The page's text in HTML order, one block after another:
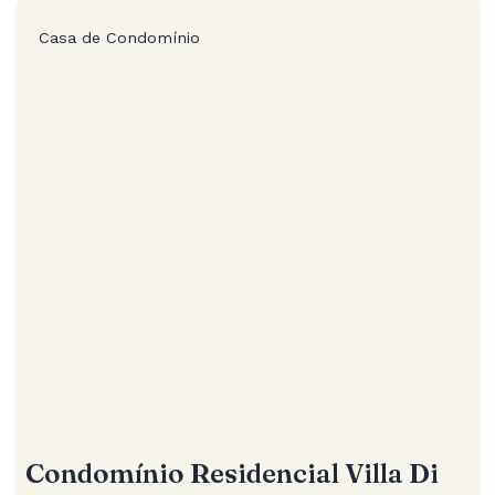
Casa de Condomínio
Condomínio Residencial Villa Di